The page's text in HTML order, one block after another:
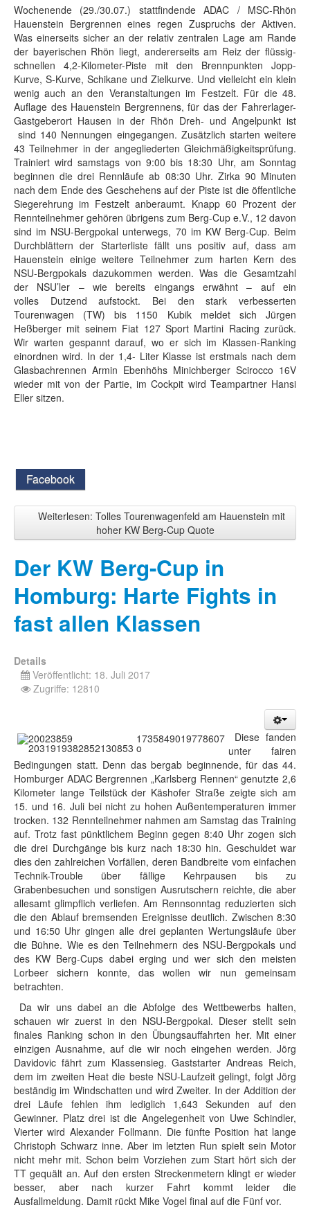
Wochenende (29./30.07.) stattfindende ADAC / MSC-Rhön
Hauenstein Bergrennen eines regen Zuspruchs der Aktiven.
Was einerseits sicher an der relativ zentralen Lage am Rande
der bayerischen Rhön liegt, andererseits am Reiz der flüssig-
schnellen 4,2-Kilometer-Piste mit den Brennpunkten Jopp-
Kurve, S-Kurve, Schikane und Zielkurve. Und vielleicht ein klein
wenig auch an den Veranstaltungen im Festzelt. Für die 48.
Auflage des Hauenstein Bergrennens, für das der Fahrerlager-
Gastgeberort Hausen in der Rhön Dreh- und Angelpunkt ist
sind 140 Nennungen eingegangen. Zusätzlich starten weitere
43 Teilnehmer in der angegliederten Gleichmäßigkeitsprüfung.
Trainiert wird samstags von 9:00 bis 18:30 Uhr, am Sonntag
beginnen die drei Rennläufe ab 08:30 Uhr. Zirka 90 Minuten
nach dem Ende des Geschehens auf der Piste ist die öffentliche
Siegerehrung im Festzelt anberaumt. Knapp 60 Prozent der
Rennteilnehmer gehören übrigens zum Berg-Cup e.V., 12 davon
sind im NSU-Bergpokal unterwegs, 70 im KW Berg-Cup. Beim
Durchblättern der Starterliste fällt uns positiv auf, dass am
Hauenstein einige weitere Teilnehmer zum harten Kern des
NSU-Bergpokals dazukommen werden. Was die Gesamtzahl
der NSU’ler – wie bereits eingangs erwähnt – auf ein
volles Dutzend aufstockt. Bei den stark verbesserten
Tourenwagen (TW) bis 1150 Kubik meldet sich Jürgen
Heßberger mit seinem Fiat 127 Sport Martini Racing zurück.
Wir warten gespannt darauf, wo er sich im Klassen-Ranking
einordnen wird. In der 1,4- Liter Klasse ist erstmals nach dem
Glasbachrennen Armin Ebenhöhs Minichberger Scirocco 16V
wieder mit von der Partie, im Cockpit wird Teampartner Hansi
Eller sitzen.
Facebook
Weiterlesen: Tolles Tourenwagenfeld am Hauenstein mit
hoher KW Berg-Cup Quote
Der KW Berg-Cup in
Homburg: Harte Fights in
fast allen Klassen
Details
Veröffentlicht: 18. Juli 2017
Zugriffe: 12810
Diese fanden
unter fairen
Bedingungen statt. Denn das bergab beginnende, für das 44.
Homburger ADAC Bergrennen „Karlsberg Rennen“ genutzte 2,6
Kilometer lange Teilstück der Käshofer Straße zeigte sich am
15. und 16. Juli bei nicht zu hohen Außentemperaturen immer
trocken. 132 Rennteilnehmer nahmen am Samstag das Training
auf. Trotz fast pünktlichem Beginn gegen 8:40 Uhr zogen sich
die drei Durchgänge bis kurz nach 18:30 hin. Geschuldet war
dies den zahlreichen Vorfällen, deren Bandbreite vom einfachen
Technik-Trouble über fällige Kehrpausen bis zu
Grabenbesuchen und sonstigen Ausrutschern reichte, die aber
allesamt glimpflich verliefen. Am Rennsonntag reduzierten sich
die den Ablauf bremsenden Ereignisse deutlich. Zwischen 8:30
und 16:50 Uhr gingen alle drei geplanten Wertungsläufe über
die Bühne. Wie es den Teilnehmern des NSU-Bergpokals und
des KW Berg-Cups dabei erging und wer sich den meisten
Lorbeer sichern konnte, das wollen wir nun gemeinsam
betrachten.
Da wir uns dabei an die Abfolge des Wettbewerbs halten,
schauen wir zuerst in den NSU-Bergpokal. Dieser stellt sein
finales Ranking schon in den Übungsauffahrten her. Mit einer
einzigen Ausnahme, auf die wir noch eingehen werden. Jörg
Davidovic fährt zum Klassensieg. Gaststarter Andreas Reich,
dem im zweiten Heat die beste NSU-Laufzeit gelingt, folgt Jörg
beständig im Windschatten und wird Zweiter. In der Addition der
drei Läufe fehlen ihm lediglich 1,643 Sekunden auf den
Gewinner. Platz drei ist die Angelegenheit von Uwe Schindler,
Vierter wird Alexander Follmann. Die fünfte Position hat lange
Christoph Schwarz inne. Aber im letzten Run spielt sein Motor
nicht mehr mit. Schon beim Vorziehen zum Start hört sich der
TT gequält an. Auf den ersten Streckenmetern klingt er wieder
besser, aber nach kurzer Fahrt kommt leider die
Ausfallmeldung. Damit rückt Mike Vogel final auf die Fünf vor.